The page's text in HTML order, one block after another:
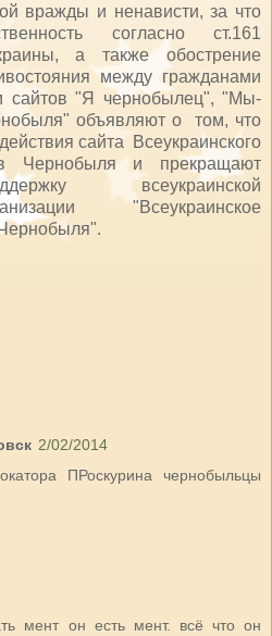
вражды и ненависти, за что
согласно ст.161
а также обострение
между гражданами
сайтов "Я чернобылец", "Мы-
объявляют о том, что
сайта Всеукраинского
Чернобыля и прекращают
всеукраинской
"Всеукраинское
2/02/2014
ПРоскурина чернобыльцы
мент он есть мент. всё что он